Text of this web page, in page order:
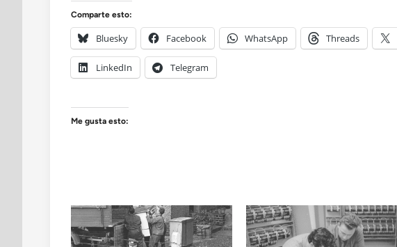
Comparte esto:
Bluesky Facebook WhatsApp Threads
LinkedIn Telegram
Me gusta esto: